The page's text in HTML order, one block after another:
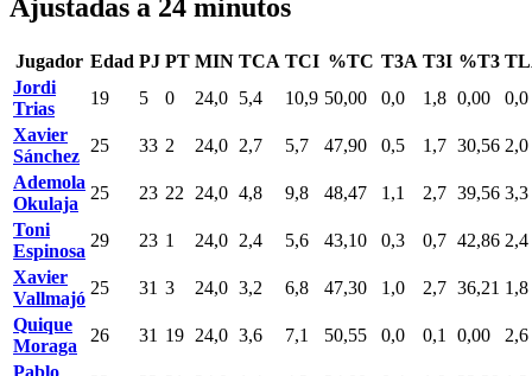
Ajustadas a 24 minutos
Jugador Edad PJ PT MIN TCA TCI %TC T3A T3I %T3
Jordi
Trias
19 5 0 24,0 5,4 10,9 50,00 0,0 1,8 0,00
0,0
Xavier
Sánchez
25 33 2 24,0 2,7 5,7 47,90 0,5 1,7 30,56 2,0
Ademola
Okulaja
25 23 22 24,0 4,8 9,8 48,47 1,1 2,7 39,56 3,3
Toni
Espinosa
29 23 1 24,0 2,4 5,6 43,10 0,3 0,7 42,86 2,4
Xavier
Vallmajó
25 31 3 24,0 3,2 6,8 47,30 1,0 2,7 36,21 1,8
Quique
Moraga
26 31 19 24,0 3,6 7,1 50,55 0,0 0,1 0,00
2,6
Pablo